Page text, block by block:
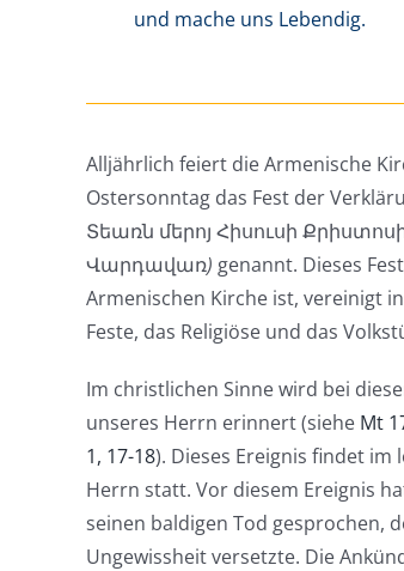
und mache uns Lebendig.
Alljährlich feiert die Armenische
Ostersonntag das Fest der
Տեառն մերոյ Հիսուսի
Վարդավառ) genannt. Dieses
Armenischen Kirche ist, vereinigt
Feste, das Religiöse und das
Im christlichen Sinne wird bei
unseres Herrn erinnert (siehe Mt
1, 17-18). Dieses Ereignis findet
Herrn statt. Vor diesem Ereignis
seinen baldigen Tod gesprochen,
Ungewissheit versetzte. Die